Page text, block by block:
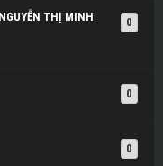
0
THỊ MINH
0
0